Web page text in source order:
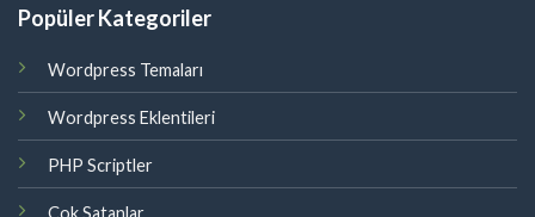
Popüler Kategoriler
Wordpress Temaları
Wordpress Eklentileri
PHP Scriptler
Çok Satanlar